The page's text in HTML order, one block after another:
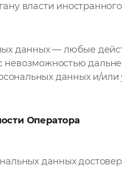
власти
данных — любые
невозможностью
данных и/
Оператора
данных